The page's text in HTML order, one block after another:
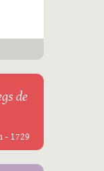
de
- 1729